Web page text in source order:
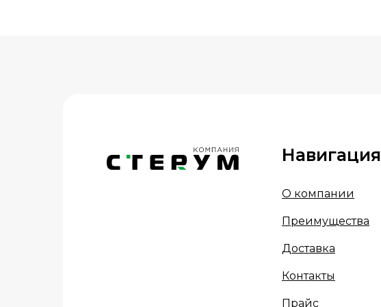
О компании
Преимущества
Доставка
Контакты
Прайс
Навигация